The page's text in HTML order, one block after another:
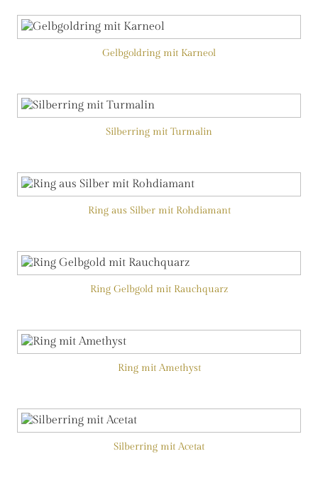
Gelbgoldring mit Karneol
Silberring mit Turmalin
Ring aus Silber mit Rohdiamant
Ring Gelbgold mit Rauchquarz
Ring mit Amethyst
Silberring mit Acetat